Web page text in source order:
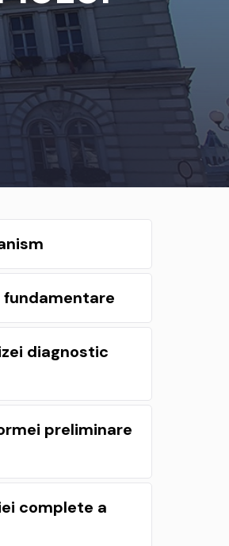
fundamentare
diagnostic
preliminare
complete a